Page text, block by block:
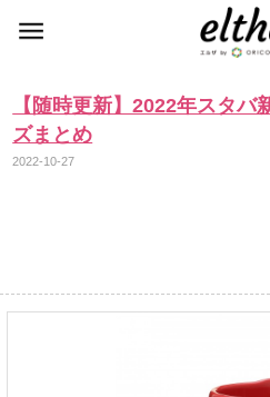
【随時更新】2022年スタバ
ズまとめ
2022-10-27